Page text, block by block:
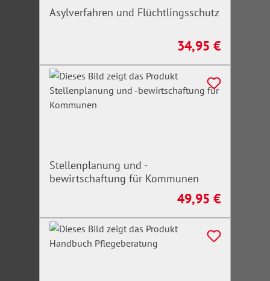
Asylverfahren und Flüchtlingsschutz
Regulärer Preis:
34,95 €
Stellenplanung und -
bewirtschaftung für Kommunen
Regulärer Preis:
49,95 €